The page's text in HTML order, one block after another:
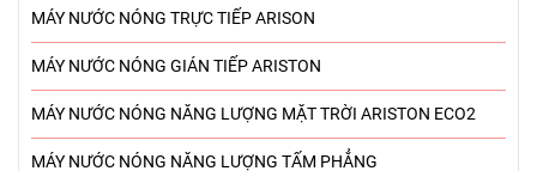
Sản phẩm
-30%